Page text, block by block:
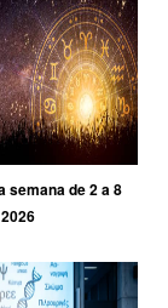
semana de 2 a 8